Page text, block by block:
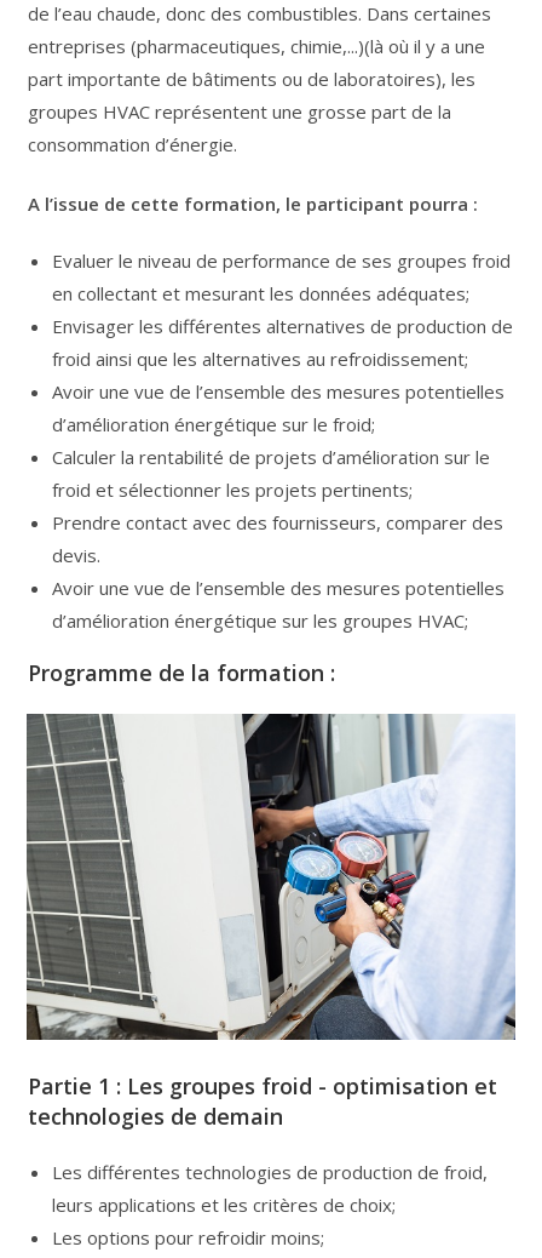
de l’eau chaude, donc des combustibles. Dans certaines
entreprises (pharmaceutiques, chimie,...)(là où il y a une
part importante de bâtiments ou de laboratoires), les
groupes HVAC représentent une grosse part de la
consommation d’énergie.
A l’issue de cette formation, le participant pourra :
Evaluer le niveau de performance de ses groupes froid
en collectant et mesurant les données adéquates;
Envisager les différentes alternatives de production de
froid ainsi que les alternatives au refroidissement;
Avoir une vue de l’ensemble des mesures potentielles
d’amélioration énergétique sur le froid;
Calculer la rentabilité de projets d’amélioration sur le
froid et sélectionner les projets pertinents;
Prendre contact avec des fournisseurs, comparer des
devis.
Avoir une vue de l’ensemble des mesures potentielles
d’amélioration énergétique sur les groupes HVAC;
Programme de la formation :
Partie 1 : Les groupes froid - optimisation et
technologies de demain
Les différentes technologies de production de froid,
leurs applications et les critères de choix;
Les options pour refroidir moins;